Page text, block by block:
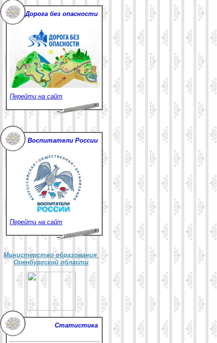
Дорога без опасности
Перейти на сайт
Воспитатели России
Перейти на сайт
Министерство образования
Оренбургской области
Статистика